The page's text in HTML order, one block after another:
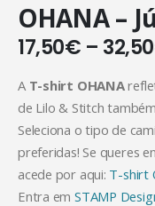
OHANA –
17,50€ – 32,50
A T-shirt OHANA
de Lilo & Stitch
Seleciona o tipo de
preferidas! Se queres
acede por aqui: T-shirt
Entra em STAMP